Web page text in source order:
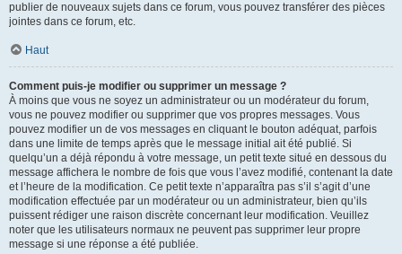
publier de nouveaux sujets dans ce forum, vous pouvez transférer des pièces
jointes dans ce forum, etc.
Haut
Comment puis-je modifier ou supprimer un message ?
À moins que vous ne soyez un administrateur ou un modérateur du forum,
vous ne pouvez modifier ou supprimer que vos propres messages. Vous
pouvez modifier un de vos messages en cliquant le bouton adéquat, parfois
dans une limite de temps après que le message initial ait été publié. Si
quelqu’un a déjà répondu à votre message, un petit texte situé en dessous du
message affichera le nombre de fois que vous l’avez modifié, contenant la date
et l’heure de la modification. Ce petit texte n’apparaîtra pas s’il s’agit d’une
modification effectuée par un modérateur ou un administrateur, bien qu’ils
puissent rédiger une raison discrète concernant leur modification. Veuillez
noter que les utilisateurs normaux ne peuvent pas supprimer leur propre
message si une réponse a été publiée.